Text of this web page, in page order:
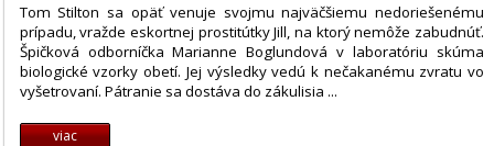
Tom Stilton sa opäť venuje svojmu najväčšiemu nedoriešenému
prípadu, vražde eskortnej prostitútky Jill, na ktorý nemôže zabudnúť.
Špičková odborníčka Marianne Boglundová v laboratóriu skúma
biologické vzorky obetí. Jej výsledky vedú k nečakanému zvratu vo
vyšetrovaní. Pátranie sa dostáva do zákulisia ...
viac